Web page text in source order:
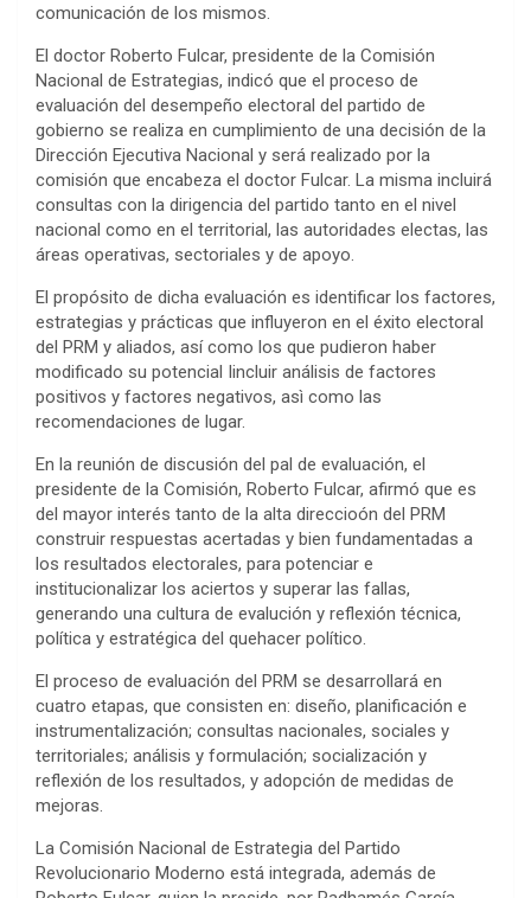
comunicación de los mismos.
El doctor Roberto Fulcar, presidente de la Comisión
Nacional de Estrategias, indicó que el proceso de
evaluación del desempeño electoral del partido de
gobierno se realiza en cumplimiento de una decisión de la
Dirección Ejecutiva Nacional y será realizado por la
comisión que encabeza el doctor Fulcar. La misma incluirá
consultas con la dirigencia del partido tanto en el nivel
nacional como en el territorial, las autoridades electas, las
áreas operativas, sectoriales y de apoyo.
El propósito de dicha evaluación es identificar los factores,
estrategias y prácticas que influyeron en el éxito electoral
del PRM y aliados, así como los que pudieron haber
modificado su potencial Iincluir análisis de factores
positivos y factores negativos, asì como las
recomendaciones de lugar.
En la reunión de discusión del pal de evaluación, el
presidente de la Comisión, Roberto Fulcar, afirmó que es
del mayor interés tanto de la alta direccioón del PRM
construir respuestas acertadas y bien fundamentadas a
los resultados electorales, para potenciar e
institucionalizar los aciertos y superar las fallas,
generando una cultura de evalución y reflexión técnica,
política y estratégica del quehacer político.
El proceso de evaluación del PRM se desarrollará en
cuatro etapas, que consisten en: diseño, planificación e
instrumentalización; consultas nacionales, sociales y
territoriales; análisis y formulación; socialización y
reflexión de los resultados, y adopción de medidas de
mejoras.
La Comisión Nacional de Estrategia del Partido
Revolucionario Moderno está integrada, además de